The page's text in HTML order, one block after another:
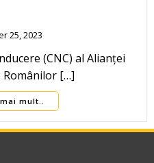
25, 2023
(CNC) al Alianței
[…]
mult..